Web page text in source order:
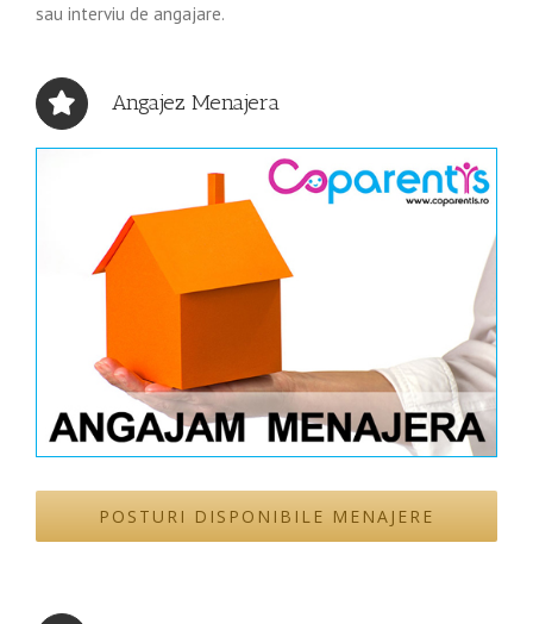
sau interviu de angajare.
Angajez Menajera
POSTURI DISPONIBILE MENAJERE